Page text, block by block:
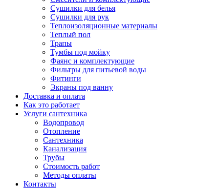
Сушилки для белья
Сушилки для рук
Теплоизоляционные материалы
Теплый пол
Трапы
Тумбы под мойку
Фаянс и комплектующие
Фильтры для питьевой воды
Фитинги
Экраны под ванну
Доставка и оплата
Как это работает
Услуги сантехника
Водопровод
Отопление
Сантехника
Канализация
Трубы
Стоимость работ
Методы оплаты
Контакты